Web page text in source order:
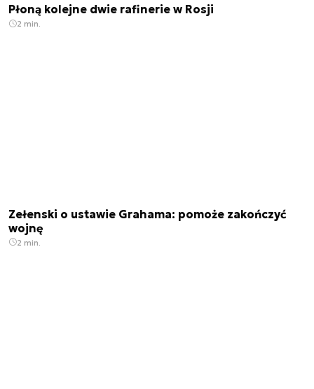
Płoną kolejne dwie rafinerie w Rosji
2 min.
Zełenski o ustawie Grahama: pomoże zakończyć
wojnę
2 min.